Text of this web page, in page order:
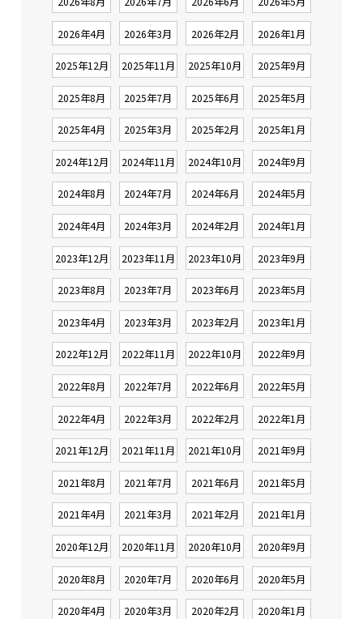
2026年4月 2026年3月 2026年2月 2026年1月
2025年12月 2025年11月 2025年10月 2025年9月
2025年8月 2025年7月 2025年6月 2025年5月
2025年4月 2025年3月 2025年2月 2025年1月
2024年12月 2024年11月 2024年10月 2024年9月
2024年8月 2024年7月 2024年6月 2024年5月
2024年4月 2024年3月 2024年2月 2024年1月
2023年12月 2023年11月 2023年10月 2023年9月
2023年8月 2023年7月 2023年6月 2023年5月
2023年4月 2023年3月 2023年2月 2023年1月
2022年12月 2022年11月 2022年10月 2022年9月
2022年8月 2022年7月 2022年6月 2022年5月
2022年4月 2022年3月 2022年2月 2022年1月
2021年12月 2021年11月 2021年10月 2021年9月
2021年8月 2021年7月 2021年6月 2021年5月
2021年4月 2021年3月 2021年2月 2021年1月
2020年12月 2020年11月 2020年10月 2020年9月
2020年8月 2020年7月 2020年6月 2020年5月
2020年4月 2020年3月 2020年2月 2020年1月